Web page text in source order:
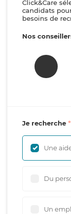
Click&Care
candidats
besoins de
Nos
Je recherche
Une
Du
Un